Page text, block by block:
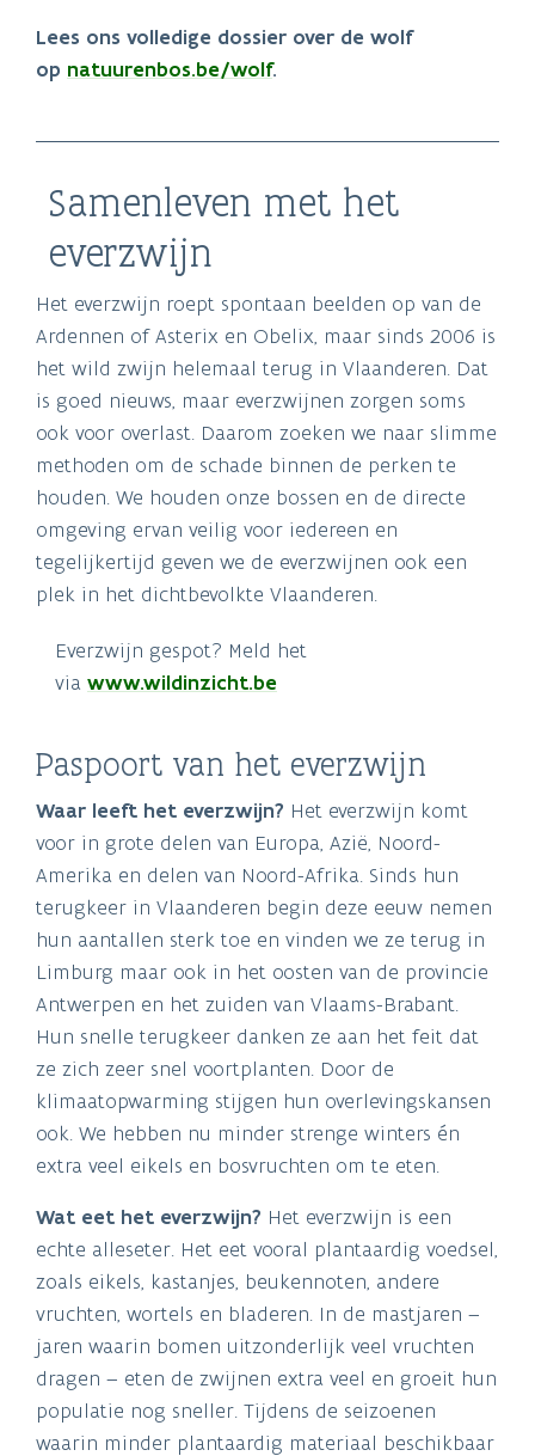
Lees ons volledige dossier over de wolf
op natuurenbos.be/wolf.
Samenleven met het
everzwijn
Het everzwijn roept spontaan beelden op van de
Ardennen of Asterix en Obelix, maar sinds 2006 is
het wild zwijn helemaal terug in Vlaanderen. Dat
is goed nieuws, maar everzwijnen zorgen soms
ook voor overlast. Daarom zoeken we naar slimme
methoden om de schade binnen de perken te
houden. We houden onze bossen en de directe
omgeving ervan veilig voor iedereen en
tegelijkertijd geven we de everzwijnen ook een
plek in het dichtbevolkte Vlaanderen.
Everzwijn gespot? Meld het
via www.wildinzicht.be
Paspoort van het everzwijn
Waar leeft het everzwijn? Het everzwijn komt
voor in grote delen van Europa, Azië, Noord-
Amerika en delen van Noord-Afrika. Sinds hun
terugkeer in Vlaanderen begin deze eeuw nemen
hun aantallen sterk toe en vinden we ze terug in
Limburg maar ook in het oosten van de provincie
Antwerpen en het zuiden van Vlaams-Brabant.
Hun snelle terugkeer danken ze aan het feit dat
ze zich zeer snel voortplanten. Door de
klimaatopwarming stijgen hun overlevingskansen
ook. We hebben nu minder strenge winters én
extra veel eikels en bosvruchten om te eten.
Wat eet het everzwijn? Het everzwijn is een
echte alleseter. Het eet vooral plantaardig voedsel,
zoals eikels, kastanjes, beukennoten, andere
vruchten, wortels en bladeren. In de mastjaren –
jaren waarin bomen uitzonderlijk veel vruchten
dragen – eten de zwijnen extra veel en groeit hun
populatie nog sneller. Tijdens de seizoenen
waarin minder plantaardig materiaal beschikbaar